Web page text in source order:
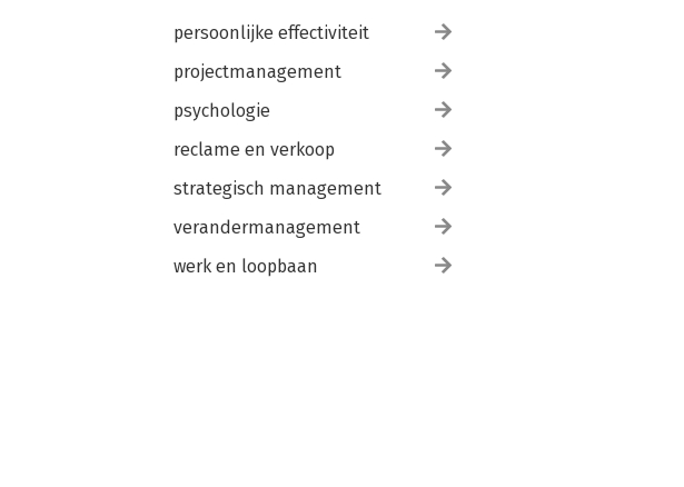
persoonlijke effectiviteit
projectmanagement
psychologie
reclame en verkoop
strategisch management
verandermanagement
werk en loopbaan